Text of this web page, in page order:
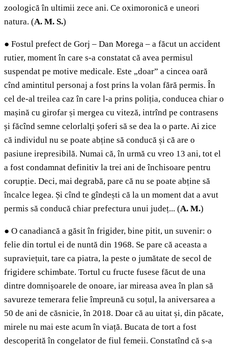
zoologică în ultimii zece ani. Ce oximoronică e uneori
natura. (A. M. S.)
● Fostul prefect de Gorj – Dan Morega – a făcut un accident
rutier, moment în care s-a constatat că avea permisul
suspendat pe motive medicale. Este „doar” a cincea oară
cînd amintitul personaj a fost prins la volan fără permis. În
cel de-al treilea caz în care l-a prins poliția, conducea chiar o
mașină cu girofar și mergea cu viteză, intrînd pe contrasens
și făcînd semne celorlalți șoferi să se dea la o parte. Ai zice
că individul nu se poate abține să conducă și că are o
pasiune irepresibilă. Numai că, în urmă cu vreo 13 ani, tot el
a fost condamnat definitiv la trei ani de închisoare pentru
corupție. Deci, mai degrabă, pare că nu se poate abține să
încalce legea. Și cînd te gîndești că la un moment dat a avut
permis să conducă chiar prefectura unui județ... (A. M.)
● O canadiancă a găsit în frigider, bine pitit, un suvenir: o
felie din tortul ei de nuntă din 1968. Se pare că aceasta a
supraviețuit, tare ca piatra, la peste o jumătate de secol de
frigidere schimbate. Tortul cu fructe fusese făcut de una
dintre domnișoarele de onoare, iar mireasa avea în plan să
savureze temerara felie împreună cu soțul, la aniversarea a
50 de ani de căsnicie, în 2018. Doar că au uitat și, din păcate,
mirele nu mai este acum în viață. Bucata de tort a fost
descoperită în congelator de fiul femeii. Constatînd că s-a